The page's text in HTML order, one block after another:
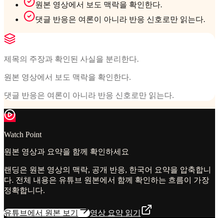
원본 영상에서 보도 맥락을 확인한다.
댓글 반응은 여론이 아니라 반응 신호로만 읽는다.
제목의 주장과 확인된 사실을 분리한다.
원본 영상에서 보도 맥락을 확인한다.
댓글 반응은 여론이 아니라 반응 신호로만 읽는다.
Watch Point
원본 영상과 요약을 함께 확인하세요
랜딩은 원본 영상의 맥락, 공개 반응, 한국어 요약을 압축합니
다. 전체 내용은 유튜브 원본에서 함께 확인하는 흐름이 가장
정확합니다.
유튜브에서 원본 보기 영상 요약 읽기